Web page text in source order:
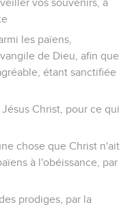
vos souvenirs, à
les païens,
de Dieu, afin que
étant sanctifiée
Christ, pour ce qui
chose que Christ n'ait
à l'obéissance, par
prodiges, par la